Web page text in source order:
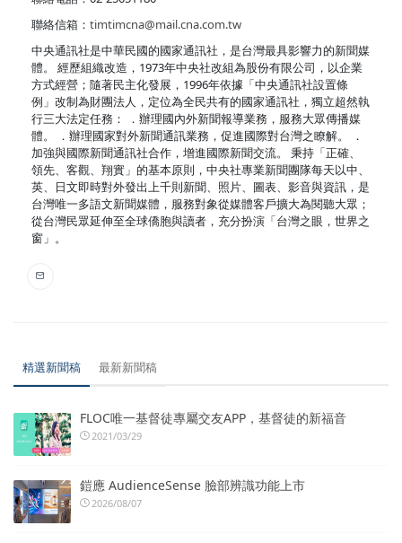
聯絡信箱： timtimcna@mail.cna.com.tw
中央通訊社是中華民國的國家通訊社，是台灣最具影響力的新聞媒
體。 經歷組織改造，1973年中央社改組為股份有限公司，以企業
方式經營；隨著民主化發展，1996年依據「中央通訊社設置條
例」改制為財團法人，定位為全民共有的國家通訊社，獨立超然執
行三大法定任務： ．辦理國內外新聞報導業務，服務大眾傳播媒
體。 ．辦理國家對外新聞通訊業務，促進國際對台灣之瞭解。 ．
加強與國際新聞通訊社合作，增進國際新聞交流。 秉持「正確、
領先、客觀、翔實」的基本原則，中央社專業新聞團隊每天以中、
英、日文即時對外發出上千則新聞、照片、圖表、影音與資訊，是
台灣唯一多語文新聞媒體，服務對象從媒體客戶擴大為閱聽大眾；
從台灣民眾延伸至全球僑胞與讀者，充分扮演「台灣之眼，世界之
窗」。
精選新聞稿 最新新聞稿
FLOC唯一基督徒專屬交友APP，基督徒的新福音
2021/03/29
鎧應 AudienceSense 臉部辨識功能上市
2026/08/07